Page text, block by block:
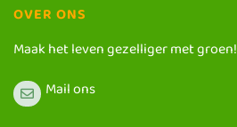
OVER ONS
Maak het leven gezelliger met groen!
Mail ons